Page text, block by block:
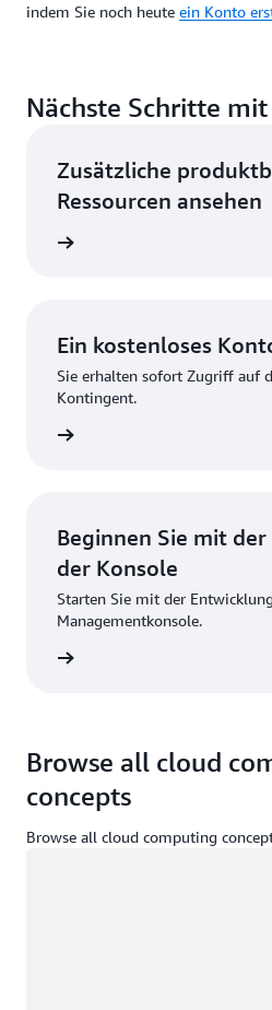
indem Sie noch heute ein Konto
Nächste Schritte mit
Zusätzliche
Ressourcen ansehen
Ein kostenloses
Sie erhalten sofort Zugriff auf
Kontingent.
Beginnen Sie mit
der Konsole
Starten Sie mit der
Managementkonsole.
Browse all cloud
concepts
Browse all cloud computing